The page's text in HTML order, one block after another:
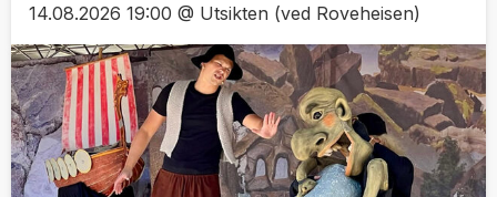
14.08.2026 19:00 @ Utsikten (ved Roveheisen)